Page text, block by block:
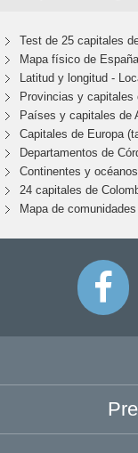
Test de 25 capitales
Mapa físico de
Latitud y longitud -
Provincias y capitales
Países y capitales de
Capitales de Europa
Departamentos de
Continentes y
24 capitales de
Mapa de